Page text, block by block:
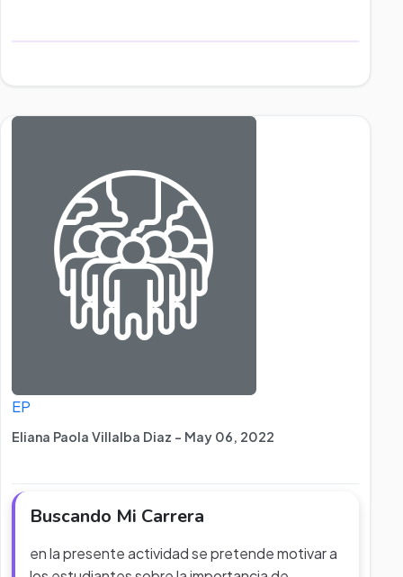
EP
Eliana Paola Villalba Diaz - May 06, 2022
Buscando Mi Carrera
en la presente actividad se pretende motivar a